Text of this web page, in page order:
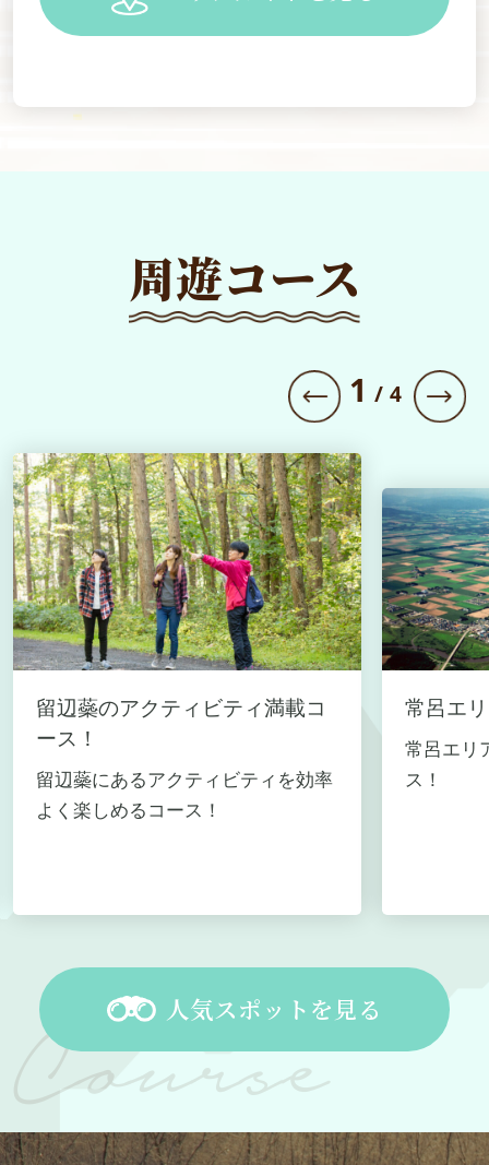
周遊コース
留辺蘂のアクティビティ満載コ
ース！
留辺蘂にあるアクティビティを効率
よく楽しめるコース！
常呂エ
常呂エリ
ス！
1 / 4
人気スポットを見る